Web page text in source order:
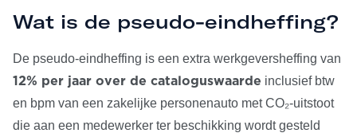
Wat is de pseudo-eindheffing?
De pseudo-eindheffing is een extra werkgeversheffing van
12% per jaar over de cataloguswaarde inclusief btw
en bpm van een zakelijke personenauto met CO₂-uitstoot
die aan een medewerker ter beschikking wordt gesteld